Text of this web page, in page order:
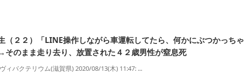
（２２）「LINE操作しながら車運転してたら、何かにぶつかっちゃ
そのまま走り去り、放置された４２歳男性が窒息死
ィバクテリウム(滋賀県) 2020/08/13(木) 11:47: ...